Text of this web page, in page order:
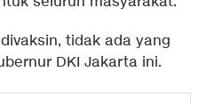
tidak ada yang
DKI Jakarta ini.